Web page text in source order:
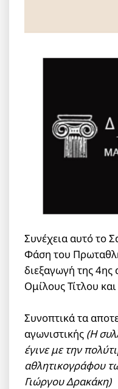
Συνέχεια αυτό το
Φάση του
διεξαγωγή της 4ης
Ομίλους Τίτλου
Συνοπτικά τα
αγωνιστικής (Η
έγινε με την
αθλητικογράφου
Γιώργου Δρακάκη)